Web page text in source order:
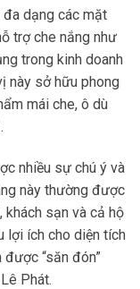
đa dạng các mặt
trợ che nắng như
trong kinh doanh
này sở hữu phong
mái che, ô dù
nhiều sự chú ý và
này thường được
khách sạn và cả hộ
lợi ích cho diện tích
“săn đón”
Phát.